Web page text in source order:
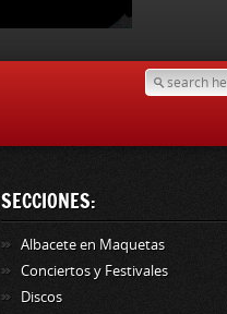
SECCIONES:
Albacete en Maquetas
Conciertos y Festivales
Discos